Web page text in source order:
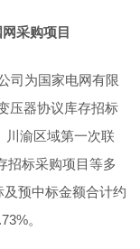
采购项目
司为国家电网有限
压器协议库存招标
川渝区域第一次联
招标采购项目等多
预中标金额合计约
。